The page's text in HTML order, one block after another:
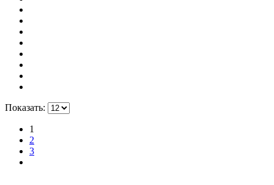
Показать:
1
2
3